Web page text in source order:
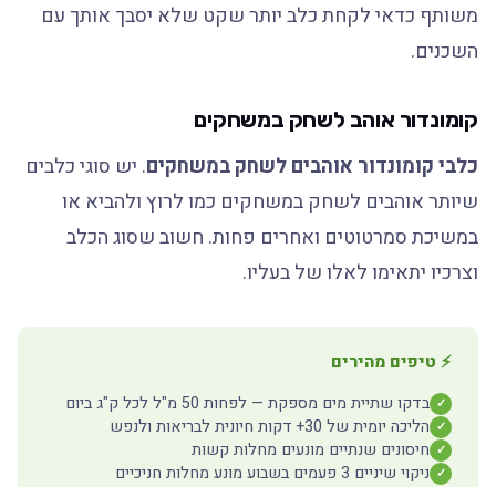
משותף כדאי לקחת כלב יותר שקט שלא יסבך אותך עם
השכנים.
קומונדור אוהב לשחק במשחקים
כלבי קומונדור אוהבים לשחק במשחקים. יש סוגי כלבים
שיותר אוהבים לשחק במשחקים כמו לרוץ ולהביא או
במשיכת סמרטוטים ואחרים פחות. חשוב שסוג הכלב
וצרכיו יתאימו לאלו של בעליו.
⚡ טיפים מהירים
✓ בדקו שתיית מים מספקת — לפחות 50 מ"ל לכל ק"ג ביום
✓ הליכה יומית של 30+ דקות חיונית לבריאות ולנפש
✓ חיסונים שנתיים מונעים מחלות קשות
✓ ניקוי שיניים 3 פעמים בשבוע מונע מחלות חניכיים